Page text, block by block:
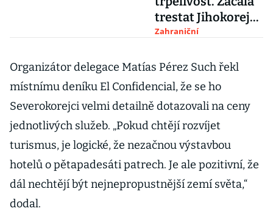
trestat Jihokorejce
za boj proti KLDR
Zahraniční
Organizátor delegace Matías Pérez Such řekl
místnímu deníku El Confidencial, že se ho
Severokorejci velmi detailně dotazovali na ceny
jednotlivých služeb. „Pokud chtějí rozvíjet
turismus, je logické, že nezačnou výstavbou
hotelů o pětapadesáti patrech. Je ale pozitivní, že
dál nechtějí být nejnepropustnější zemí světa,“
dodal.